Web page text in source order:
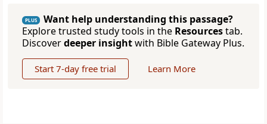
PLUS
Want help understanding this passage?
Explore trusted study tools in the Resourcestab.
Discoverdeeper insightwith Bible Gateway Plus.
Start 7-day free trial Learn More